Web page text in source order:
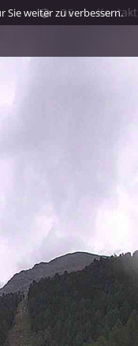
Sie weiter zu verbessern.
DE Kontakt